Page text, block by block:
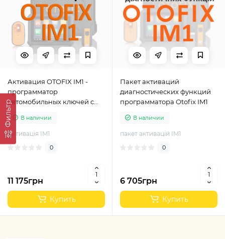
Фильтр
Активация OTOFIX IM1 -
программатор
автомобильных ключей с
IMMO
В наличии
Активація IM1
0
11 175грн
Купить
Пакет активаций
диагностических функций
программатора Otofix IM1
В наличии
пакет активацій IM1
0
6 705грн
Купить